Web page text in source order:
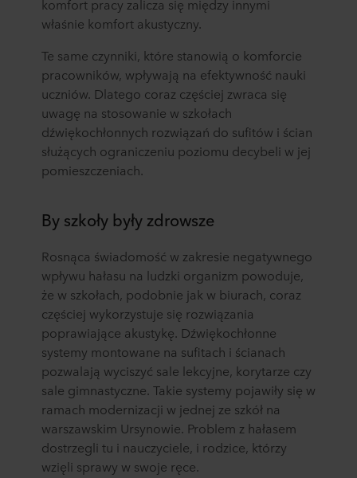
komfort pracy zalicza się między innymi
właśnie komfort akustyczny.
Te same czynniki, które stanowią o komforcie
pracowników, wpływają na efektywność nauki
uczniów. Dlatego coraz częściej zwraca się
uwagę na stosowanie w szkołach
dźwiękochłonnych rozwiązań do sufitów i ścian
służących ograniczeniu poziomu decybeli w jej
pomieszczeniach.
By szkoły były zdrowsze
Rosnąca świadomość w zakresie negatywnego
wpływu hałasu na ludzki organizm powoduje,
że w szkołach, podobnie jak w biurach, coraz
częściej wykorzystuje się rozwiązania
poprawiające akustykę. Dźwiękochłonne
systemy montowane na sufitach i ścianach
pozwalają wyciszyć sale lekcyjne, korytarze czy
sale gimnastyczne. Takie systemy pojawiły się w
ramach modernizacji w jednej ze szkół na
warszawskim Ursynowie. Problem z hałasem
dostrzegli tu i nauczyciele, i rodzice, którzy
wzięli sprawy w swoje ręce.